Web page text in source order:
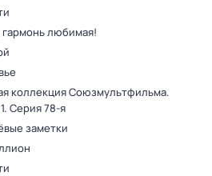
гармонь любимая!
коллекция Союзмультфильма.
. Серия 78-я
заметки